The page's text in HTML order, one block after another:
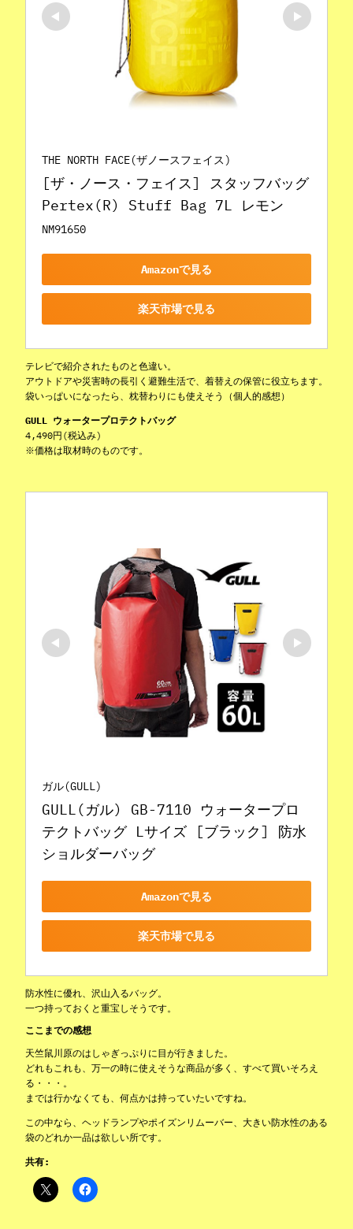
THE NORTH FACE(ザノースフェイス)
[ザ・ノース・フェイス] スタッフバッグ
Pertex(R) Stuff Bag 7L レモン
NM91650
Amazonで見る
楽天市場で見る
テレビで紹介されたものと色違い。
アウトドアや災害時の長引く避難生活で、着替えの保管に役立ちます。
袋いっぱいになったら、枕替わりにも使えそう（個人的感想）
GULL ウォータープロテクトバッグ
4,490円(税込み)
※価格は取材時のものです。
ガル(GULL)
GULL(ガル) GB-7110 ウォータープロ
テクトバッグ Lサイズ [ブラック] 防水
ショルダーバッグ
Amazonで見る
楽天市場で見る
防水性に優れ、沢山入るバッグ。
一つ持っておくと重宝しそうです。
ここまでの感想
天竺鼠川原のはしゃぎっぷりに目が行きました。
どれもこれも、万一の時に使えそうな商品が多く、すべて買いそろえ
る・・・。
までは行かなくても、何点かは持っていたいですね。
この中なら、ヘッドランプやポイズンリムーバー、大きい防水性のある
袋のどれか一品は欲しい所です。
共有: